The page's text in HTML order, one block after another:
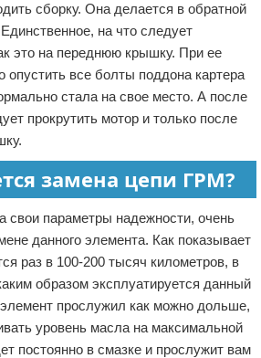
сборку. Она делается в обратной
на что следует
это на переднюю крышку. При ее
опустить все болты поддона картера
стала на свое место. А после
прокрутить мотор и только после
замена цепи ГРМ?
свои параметры надежности, очень
данного элемента. Как показывает
раз в 100-200 тысяч километров, в
образом эксплуатируется данный
прослужил как можно дольше,
уровень масла на максимальной
постоянно в смазке и прослужит вам